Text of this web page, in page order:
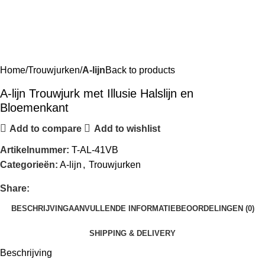
Home Trouwjurken A-lijnBack to products
A-lijn Trouwjurk met Illusie Halslijn en
Bloemenkant
Add to compare Add to wishlist
Artikelnummer: T-AL-41VB
Categorieën: A-lijn , Trouwjurken
Share:
BESCHRIJVINGAANVULLENDE INFORMATIE BEOORDELINGEN (0)
SHIPPING & DELIVERY
Beschrijving